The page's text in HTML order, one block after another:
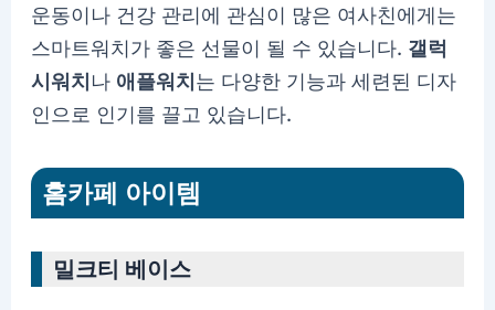
운동이나 건강 관리에 관심이 많은 여사친에게는
스마트워치가 좋은 선물이 될 수 있습니다. 갤럭
시워치나 애플워치는 다양한 기능과 세련된 디자
인으로 인기를 끌고 있습니다.
홈카페 아이템
밀크티 베이스